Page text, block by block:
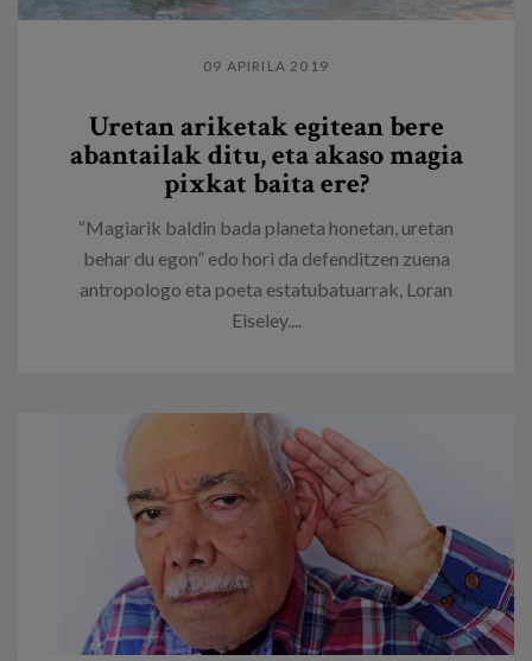
09 APIRILA 2019
Uretan ariketak egitean bere
abantailak ditu, eta akaso magia
pixkat baita ere?
“Magiarik baldin bada planeta honetan, uretan
behar du egon” edo hori da defenditzen zuena
antropologo eta poeta estatubatuarrak, Loran
Eiseley....